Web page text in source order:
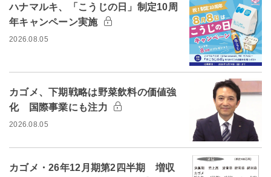
ハナマルキ、「こうじの日」制定10周
年キャンペーン実施
2026.08.05
カゴメ、下期戦略は野菜飲料の価値強
化 国際事業にも注力
2026.08.05
カゴメ・26年12月期第2四半期 増収